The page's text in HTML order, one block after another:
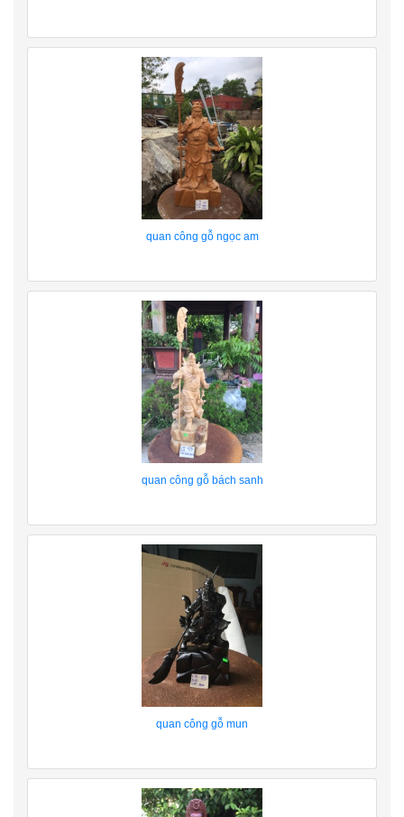
quan công gỗ ngọc am
quan công gỗ bách sanh
quan công gỗ mun